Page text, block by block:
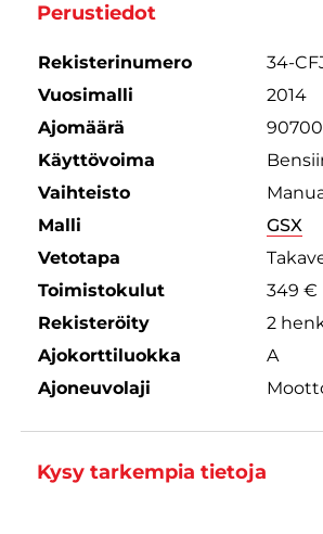
Perustiedot
Rekisterinumero
34-
Vuosimalli
2014
Ajomäärä
Käyttövoima
Vaihteisto
Malli
GSX
Vetotapa
Toimistokulut
349 €
Rekisteröity
2
Ajokorttiluokka
A
Ajoneuvolaji
Kysy tarkempia tietoja